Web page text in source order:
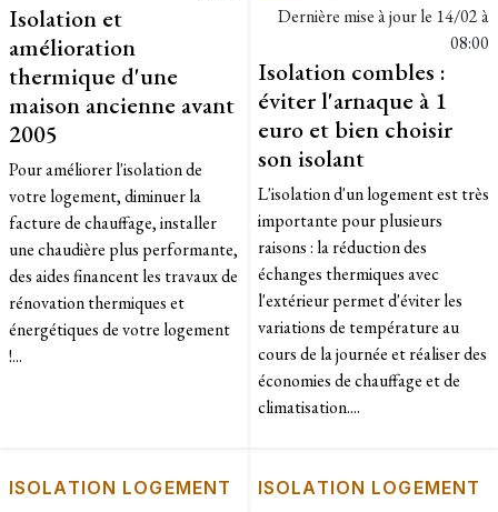
Isolation et
amélioration
thermique d'une
maison ancienne avant
2005
Pour améliorer l'isolation de
votre logement, diminuer la
facture de chauffage, installer
une chaudière plus performante,
des aides financent les travaux de
rénovation thermiques et
énergétiques de votre logement
!...
Dernière mise à jour le 14/02 à
08:00
Isolation combles :
éviter l'arnaque à 1
euro et bien choisir
son isolant
L'isolation d'un logement est très
importante pour plusieurs
raisons : la réduction des
échanges thermiques avec
l'extérieur permet d'éviter les
variations de température au
cours de la journée et réaliser des
économies de chauffage et de
climatisation....
ISOLATION LOGEMENT ISOLATION LOGEMENT